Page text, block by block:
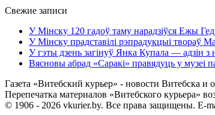
Свежие записи
У Мінску 120 гадоў таму нарадзіўся Ежы
У Мінску прадставілі рэпрадукцыі твораў
У гэты дзень загінуў Янка Купала — адзін з
Вясновы абрад «Саракі» правядуць у музеі
Газета «Витебский курьер» - новости Витебска и
Перепечатка материалов «Витебского курьера»
© 1906 - 2026 vkurier.by. Все права защищены. E-